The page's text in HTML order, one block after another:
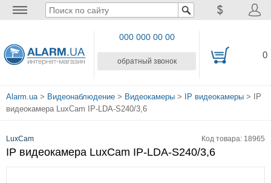
000 000 00 00
обратный звонок
0
Alarm.ua> Видеонаблюдение > Видеокамеры > IP видеокамеры > IP
видеокамера LuxCam IP-LDA-S240/3,6
LuxCam Код товара: 18965
IP видеокамера LuxCam IP-LDA-S240/3,6